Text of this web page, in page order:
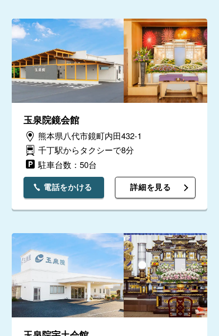
玉泉院鏡会館
熊本県八代市鏡町内田432-1
千丁駅からタクシーで8分
駐車台数：50台
電話をかける 詳細を見る